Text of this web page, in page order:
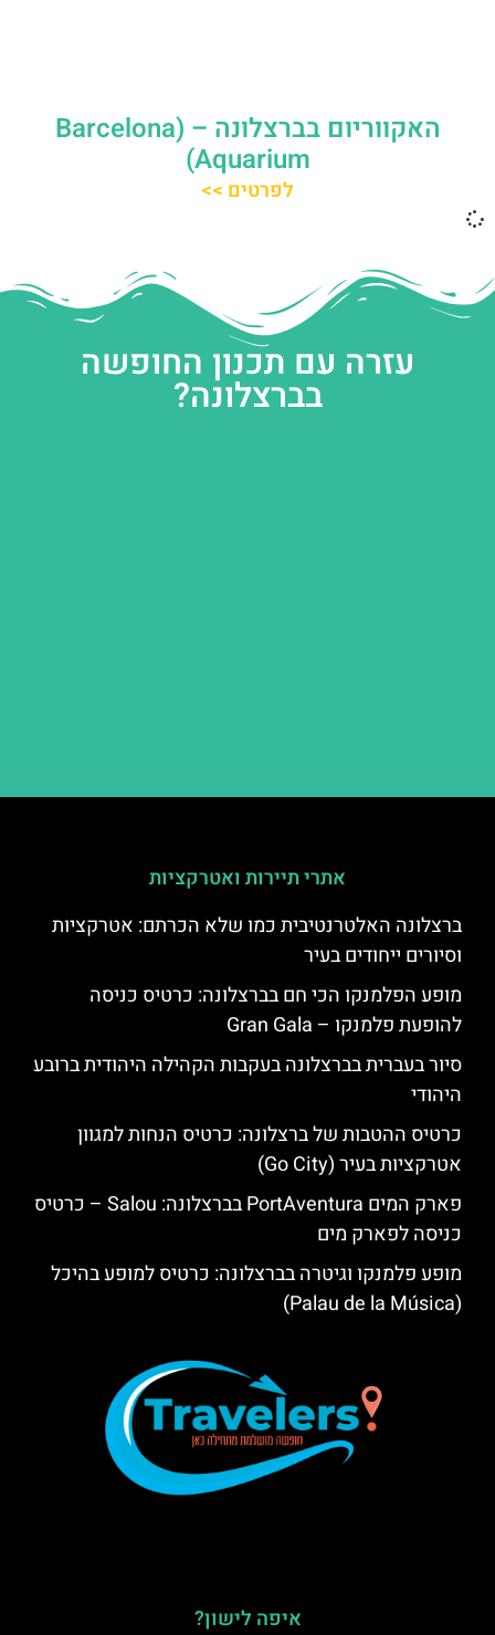
האקווריום בברצלונה – (Barcelona
Aquarium)
לפרטים >>
עזרה עם תכנון החופשה
בברצלונה?
אתרי תיירות ואטרקציות
ברצלונה האלטרנטיבית כמו שלא הכרתם: אטרקציות
וסיורים ייחודים בעיר
מופע הפלמנקו הכי חם בברצלונה: כרטיס כניסה
להופעת פלמנקו – Gran Gala
סיור בעברית בברצלונה בעקבות הקהילה היהודית ברובע
היהודי
כרטיס ההטבות של ברצלונה: כרטיס הנחות למגוון
אטרקציות בעיר (Go City)
פארק המים PortAventura בברצלונה: Salou – כרטיס
כניסה לפארק מים
מופע פלמנקו וגיטרה בברצלונה: כרטיס למופע בהיכל
(Palau de la Música)
איפה לישון?